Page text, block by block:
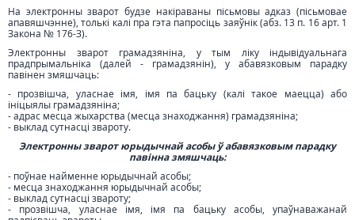
На электронны зварот будзе накіраваны пісьмовы адказ (пісьмовае
апавяшчэнне), толькі калі пра гэта папросіць заяўнік (абз. 13 п. 16 арт. 1
Закона № 176-З).
Электронны зварот грамадзяніна, у тым ліку індывідуальнага
прадпрымальніка (далей - грамадзянін), у абавязковым парадку
павінен змяшчаць:
- прозвішча, уласнае імя, імя па бацьку (калі такое маецца) або
ініцыялы грамадзяніна;
- адрас месца жыхарства (месца знаходжання) грамадзяніна;
- выклад сутнасці звароту.
Электронны зварот юрыдычнай асобы ў абавязковым парадку
павінна змяшчаць:
- поўнае найменне юрыдычнай асобы;
- месца знаходжання юрыдычнай асобы;
- выклад сутнасці звароту;
- прозвішча, уласнае імя, імя па бацьку асобы, упаўнаважанай